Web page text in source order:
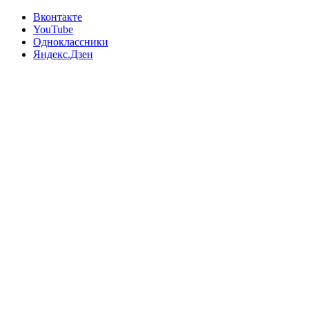
Вконтакте
YouTube
Одноклассники
Яндекс.Дзен